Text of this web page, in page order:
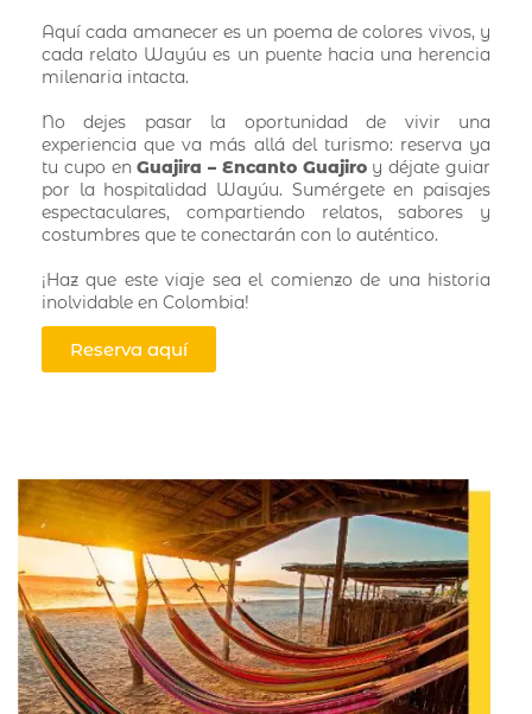
Aquí cada amanecer es un poema de colores vivos, y
cada relato Wayúu es un puente hacia una herencia
milenaria intacta.
No dejes pasar la oportunidad de vivir una
experiencia que va más allá del turismo: reserva ya
tu cupo enGuajira – Encanto Guajiroy déjate guiar
por la hospitalidad Wayúu. Sumérgete en paisajes
espectaculares, compartiendo relatos, sabores y
costumbres que te conectarán con lo auténtico.
¡Haz que este viaje sea el comienzo de una historia
inolvidable en Colombia!
Reserva aquí